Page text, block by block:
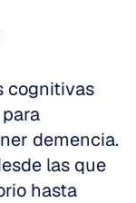
cognitivas
demencia.
las que
hasta